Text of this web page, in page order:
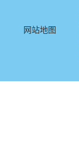
网站地图